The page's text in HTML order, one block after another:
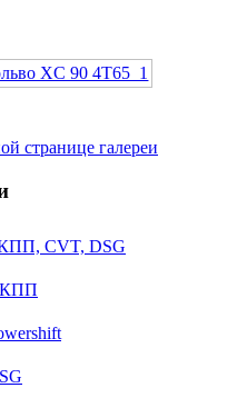
странице галереи
CVT, DSG